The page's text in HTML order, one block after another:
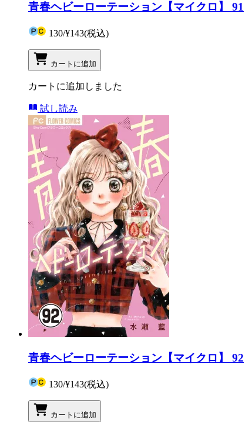
青春ヘビーローテーション【マイクロ】 91
130/¥143(税込)
カートに追加
カートに追加しました
試し読み
青春ヘビーローテーション【マイクロ】 92
130/¥143(税込)
カートに追加